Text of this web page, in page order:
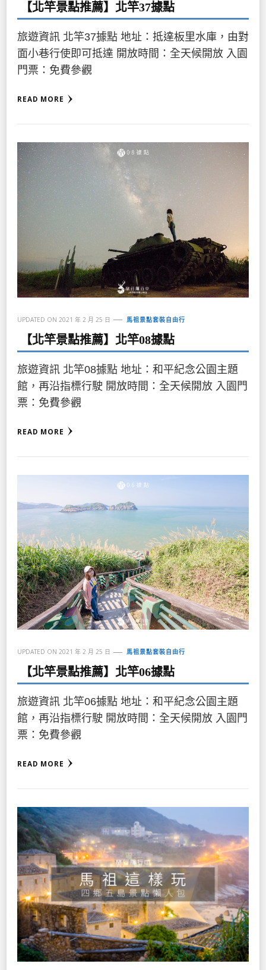
【北竿景點推薦】北竿37據點
旅遊資訊 北竿37據點 地址：抵達板里水庫，由對
面小巷行使即可抵達 開放時間：全天候開放 入園
門票：免費參觀
READ MORE
UPDATED ON 2021 年 2 月 25 日 馬祖景點套裝自由行
【北竿景點推薦】北竿08據點
旅遊資訊 北竿08據點 地址：和平紀念公園主題
館，再沿指標行駛 開放時間：全天候開放 入園門
票：免費參觀
READ MORE
UPDATED ON 2021 年 2 月 25 日 馬祖景點套裝自由行
【北竿景點推薦】北竿06據點
旅遊資訊 北竿06據點 地址：和平紀念公園主題
館，再沿指標行駛 開放時間：全天候開放 入園門
票：免費參觀
READ MORE